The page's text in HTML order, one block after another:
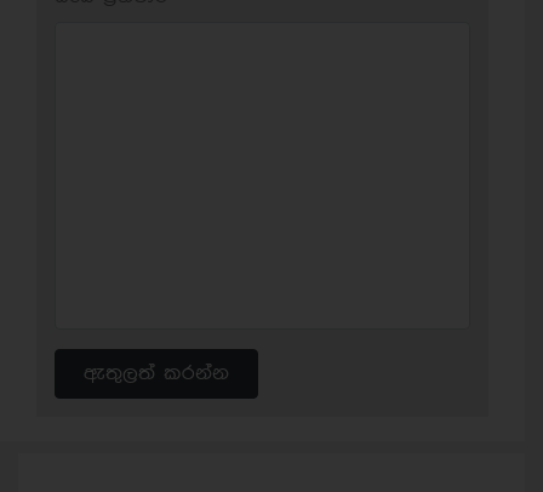
ඇතුලත් කරන්න